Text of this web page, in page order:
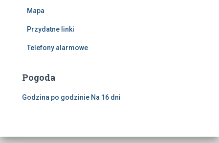
Mapa
Przydatne linki
Telefony alarmowe
Pogoda
Godzina po godzinie Na 16 dni